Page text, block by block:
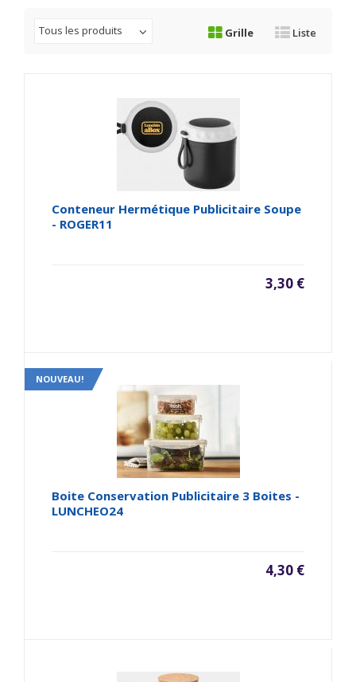
Tous les produits Grille Liste
Conteneur Hermétique Publicitaire Soupe
- ROGER11
3,30 €
NOUVEAU!
Boite Conservation Publicitaire 3 Boites -
LUNCHEO24
4,30 €